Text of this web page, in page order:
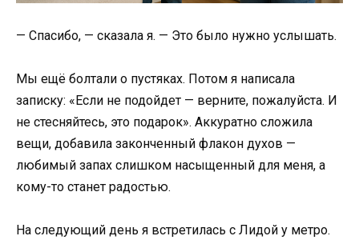
— Спасибо, — сказала я. — Это было нужно услышать.
Мы ещё болтали о пустяках. Потом я написала
записку: «Если не подойдет — верните, пожалуйста. И
не стесняйтесь, это подарок». Аккуратно сложила
вещи, добавила законченный флакон духов —
любимый запах слишком насыщенный для меня, а
кому-то станет радостью.
На следующий день я встретилась с Лидой у метро.